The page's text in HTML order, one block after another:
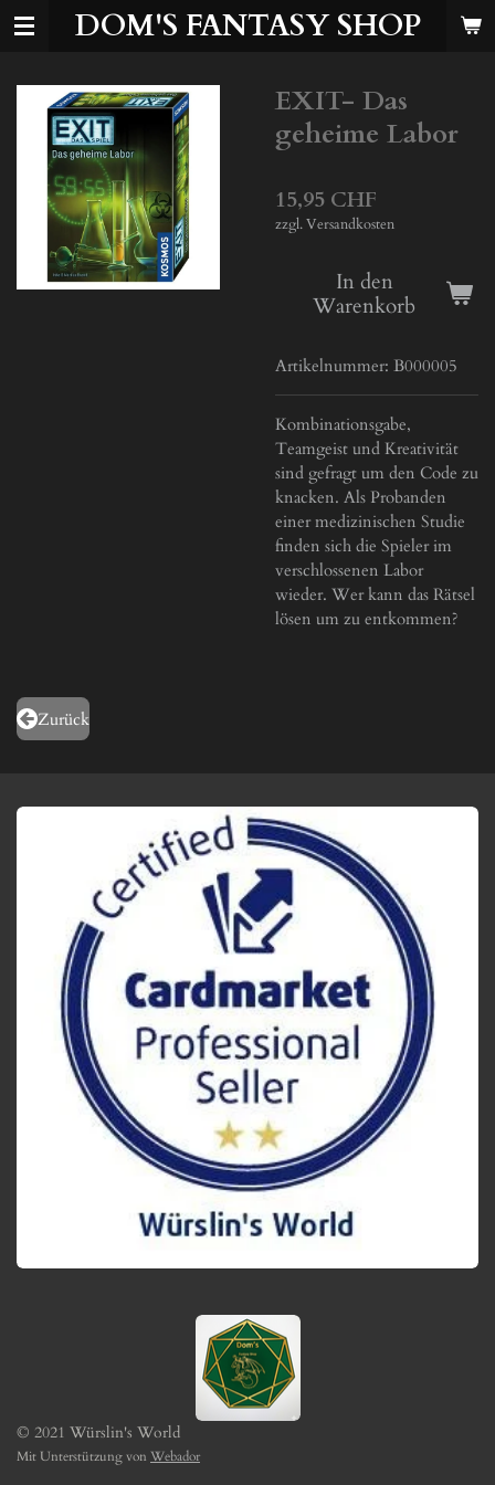
Zum
DOM'S FANTASY SHOP
EXIT- Das
geheime Labor
15,95 CHF
zzgl. Versandkosten
In den
Warenkorb
Artikelnummer: B000005
Kombinationsgabe,
Teamgeist und Kreativität
sind gefragt um den Code zu
knacken. Als Probanden
einer medizinischen Studie
finden sich die Spieler im
verschlossenen Labor
wieder. Wer kann das Rätsel
lösen um zu entkommen?
Zurück
© 2021 Würslin's World
Mit Unterstützung von Webador